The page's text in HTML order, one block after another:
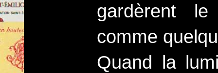
gardèrent
comme
Quand la